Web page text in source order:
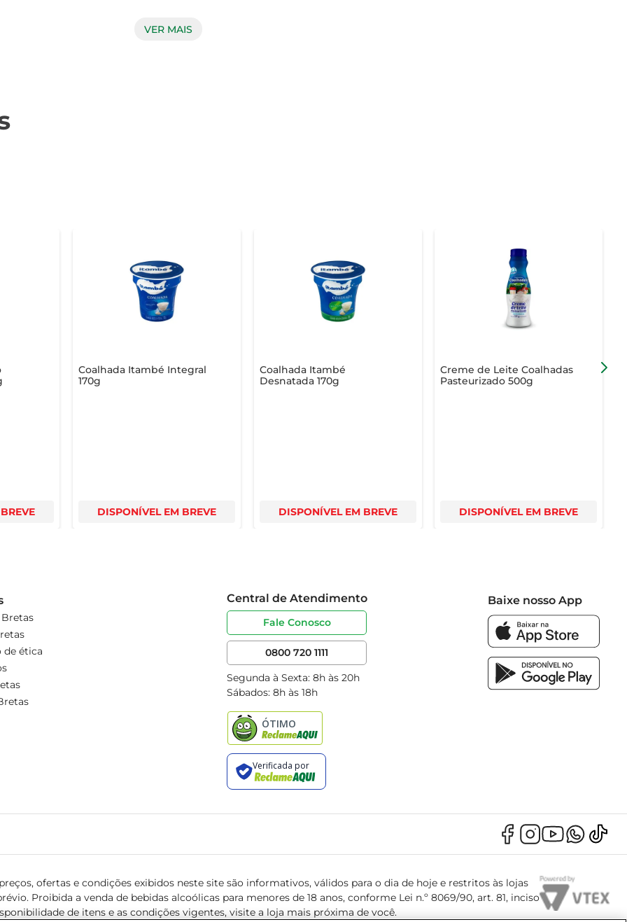
proteínas e probióticos, que contribuem para a saúde intestinal e o fortalecimento do sistema imunológico. A
VER MAIS
Coalhada Itambé Integral
170g
DISPONÍVEL EM BREVE
Coalhada Itambé
Desnatada 170g
DISPONÍVEL EM BREVE
Creme de Leite Coalhadas
Pasteurizado 500g
DISPONÍVEL EM BREVE
de ética
Central de Atendimento
Fale Conosco
0800 720 1111
Segunda à Sexta: 8h às 20h
Sábados: 8h às 18h
Baixe nosso App
ofertas e condições exibidos neste site são informativos, válidos para o dia de hoje e restritos às lojas
Proibida a venda de bebidas alcoólicas para menores de 18 anos, conforme Lei n.º 8069/90, art. 81, inciso
de itens e as condições vigentes, visite a loja mais próxima de você.